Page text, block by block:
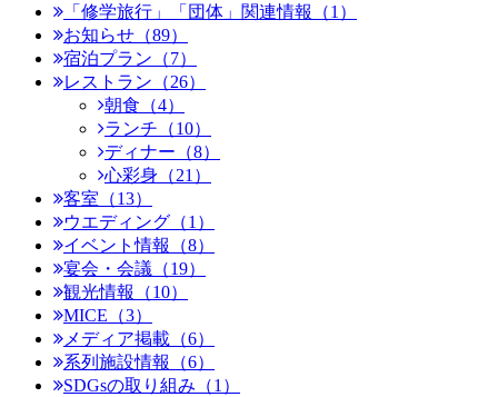
「修学旅行」「団体」関連情報（1）
お知らせ（89）
宿泊プラン（7）
レストラン（26）
朝食（4）
ランチ（10）
ディナー（8）
心彩身（21）
客室（13）
ウエディング（1）
イベント情報（8）
宴会・会議（19）
観光情報（10）
MICE（3）
メディア掲載（6）
系列施設情報（6）
SDGsの取り組み（1）